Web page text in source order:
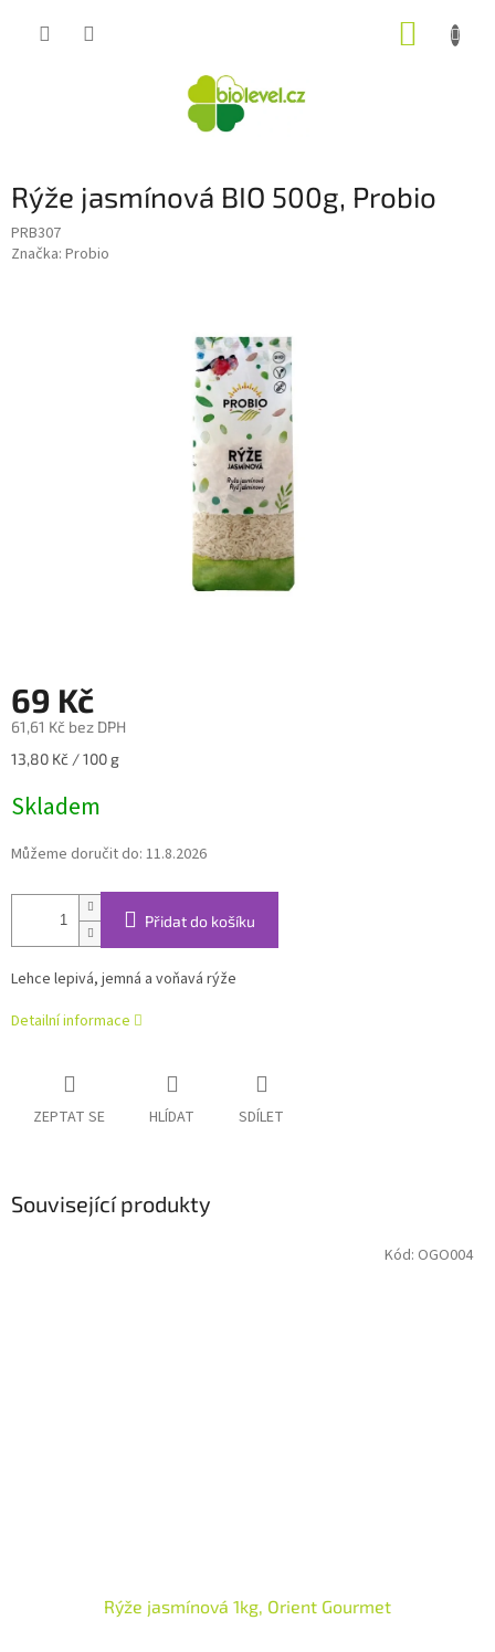
Rýže jasmínová BIO 500g, Probio
PRB307
Značka: Probio
69 Kč
61,61 Kč bez DPH
Měrná
13,80 Kč / 100 g
Skladem
Můžeme doručit do: 11.8.2026
Přidat do košíku
Lehce lepivá, jemná a voňavá rýže
Detailní informace
ZEPTAT SE HLÍDAT SDÍLET
Související produkty
Rýže jasmínová 1kg, Orient Gourmet
Kód: OGO004